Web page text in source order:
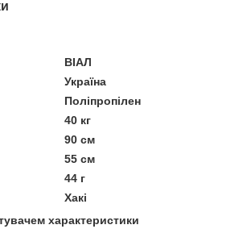
ВІАЛ
Україна
Поліпропілен
40 кг
90 см
55 см
44 г
Хакі
характеристики